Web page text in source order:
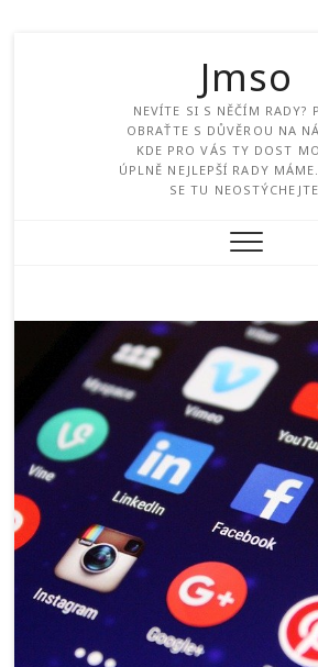
Jmso
NEVÍTE SI S NĚČÍM RADY?
OBRAŤTE S DŮVĚROU NA
KDE PRO VÁS TY DOST
ÚPLNĚ NEJLEPŠÍ RADY
SE TU